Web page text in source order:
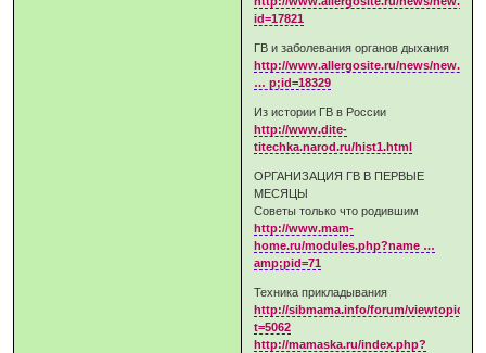
id=17821
ГВ и заболевания органов дыхания
http://www.allergosite.ru/news/
… p;id=18329
Из истории ГВ в России
http://www.dite-
titechka.narod.ru/hist1.html
ОРГАНИЗАЦИЯ ГВ В ПЕРВЫЕ
МЕСЯЦЫ
Советы только что родившим
http://www.mam-
home.ru/modules.php?name …
amp;pid=71
Техника прикладывания
http://sibmama.info/forum/
t=5062
http://mamaska.ru/index.php?